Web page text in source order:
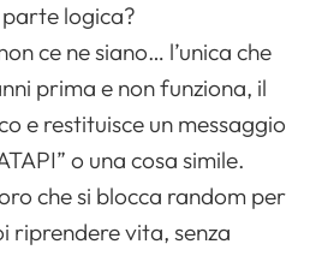
logica?
ce ne siano… l’unica che
prima e non funziona, il
e restituisce un messaggio
o una cosa simile.
che si blocca random per
riprendere vita, senza